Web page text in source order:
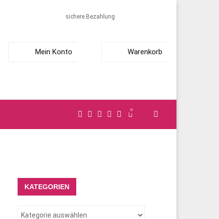
sichere Bezahlung
Mein Konto Warenkorb
0
KATEGORIEN